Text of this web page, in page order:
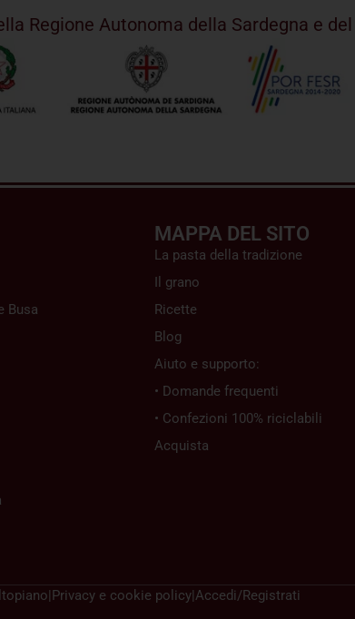
Regione Autonoma della Sardegna e del
Busa
MAPPA DEL SITO
La pasta della tradizione
Il grano
Ricette
Blog
Aiuto e supporto:
• Domande frequenti
• Confezioni 100% riciclabili
Acquista
|Privacy e cookie policy|Accedi/Registrati